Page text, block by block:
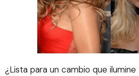
¿Lista para un cambio que